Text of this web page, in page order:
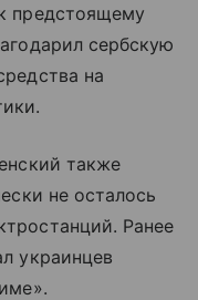
предстоящему
сербскую
на
также
не осталось
Ранее
украинцев